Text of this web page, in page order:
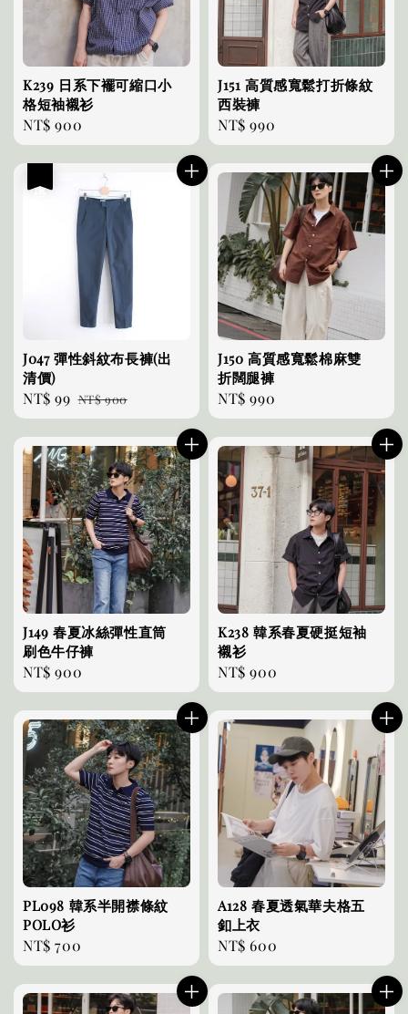
K239 日系下襬可縮口小
格短袖襯衫
Regular
price
NT$ 900
J151 高質感寬鬆打折條紋
西裝褲
Regular
price
NT$ 990
J047 彈性斜紋布長褲(出
清價)
Sale
price
NT$ 99 Regular
price
NT$ 900
J150 高質感寬鬆棉麻雙
折闊腿褲
Regular
price
NT$ 990
J149 春夏冰絲彈性直筒
刷色牛仔褲
Regular
price
NT$ 900
K238 韓系春夏硬挺短袖
襯衫
Regular
price
NT$ 900
PL098 韓系半開襟條紋
POLO衫
Regular
price
NT$ 700
A128 春夏透氣華夫格五
釦上衣
Regular
price
NT$ 600